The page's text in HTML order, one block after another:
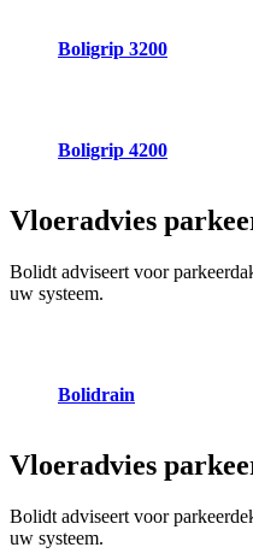
Boligrip 3200
Boligrip 4200
Vloeradvies
Bolidt adviseert voor
uw systeem.
Bolidrain
Vloeradvies
Bolidt adviseert voor
uw systeem.